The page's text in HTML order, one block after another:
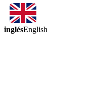
inglésEnglish